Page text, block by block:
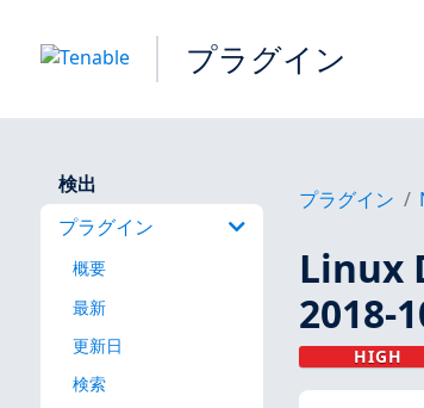
プラグイン
検出
プラグイン
概要
最新
更新日
検索
プラグイン
Linux
2018-
HIGH